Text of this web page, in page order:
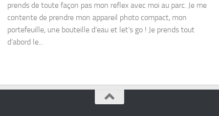
prends de toute façon pas mon reflex avec moi au parc. Je me
contente de prendre mon appareil photo compact, mon
portefeuille, une bouteille d’eau et let’s go ! Je prends tout
d’abord le...